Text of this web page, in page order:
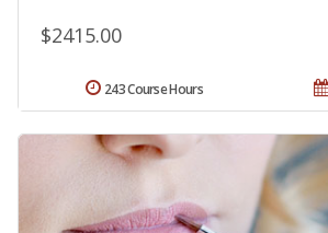
$2415.00
243 Course Hours